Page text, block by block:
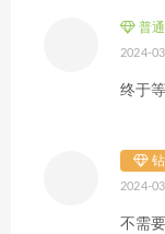
普
2024-
终于
2024-
不需